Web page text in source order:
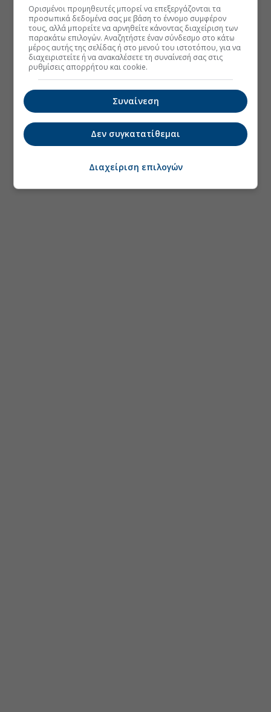
Ορισμένοι προμηθευτές μπορεί να επεξεργάζονται τα
προσωπικά δεδομένα σας με βάση το έννομο συμφέρον
τους, αλλά μπορείτε να αρνηθείτε κάνοντας διαχείριση των
παρακάτω επιλογών. Αναζητήστε έναν σύνδεσμο στο κάτω
μέρος αυτής της σελίδας ή στο μενού του ιστοτόπου, για να
διαχειριστείτε ή να ανακαλέσετε τη συναίνεσή σας στις
ρυθμίσεις απορρήτου και cookie.
Συναίνεση
Δεν συγκατατίθεμαι
Διαχείριση επιλογών